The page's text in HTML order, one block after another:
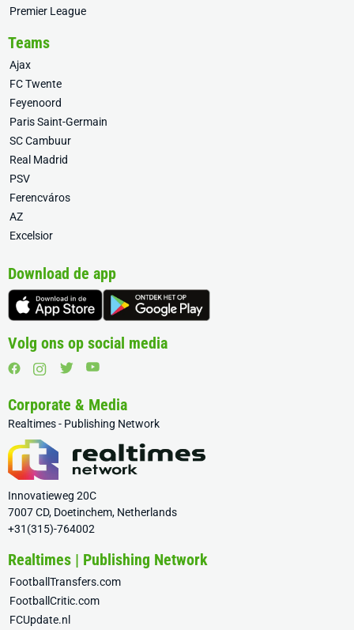
Premier League
Teams
Ajax
FC Twente
Feyenoord
Paris Saint-Germain
SC Cambuur
Real Madrid
PSV
Ferencváros
AZ
Excelsior
Download de app
Volg ons op social media
Corporate & Media
Realtimes - Publishing Network
Innovatieweg 20C
7007 CD, Doetinchem, Netherlands
+31(315)-764002
Realtimes | Publishing Network
FootballTransfers.com
FootballCritic.com
FCUpdate.nl